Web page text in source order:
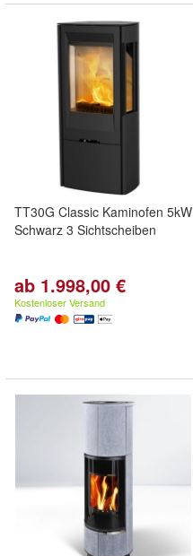
TT30G Classic Kaminofen 5kW
Schwarz 3 Sichtscheiben
ab 1.998,00 €
Kostenloser Versand